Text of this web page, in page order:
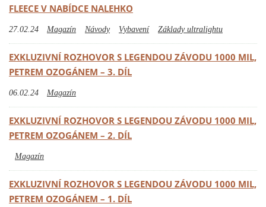
FLEECE V NABÍDCE NALEHKO
27.02.24 Magazín Návody Vybavení Základy ultralightu
EXKLUZIVNÍ ROZHOVOR S LEGENDOU ZÁVODU 1000 MIL,
PETREM OZOGÁNEM – 3. DÍL
06.02.24 Magazín
EXKLUZIVNÍ ROZHOVOR S LEGENDOU ZÁVODU 1000 MIL,
PETREM OZOGÁNEM – 2. DÍL
Magazín
EXKLUZIVNÍ ROZHOVOR S LEGENDOU ZÁVODU 1000 MIL,
PETREM OZOGÁNEM – 1. DÍL